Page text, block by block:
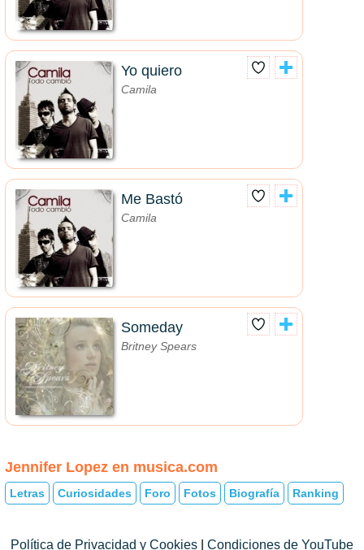
Yo quiero
Camila
Me Bastó
Camila
Someday
Britney Spears
Jennifer Lopez en musica.com
Letras Curiosidades Foro Fotos Biografía Ranking
Política de Privacidad y Cookies Condiciones de YouTube